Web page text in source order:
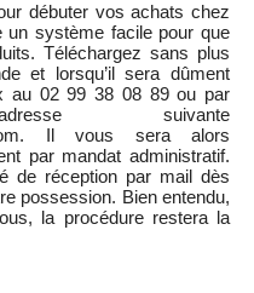
débuter vos achats chez
système facile pour que
Téléchargez sans plus
et lorsqu’il sera dûment
au 02 99 38 08 89 ou par
suivante
Il vous sera alors
par mandat administratif.
de réception par mail dès
possession. Bien entendu,
la procédure restera la